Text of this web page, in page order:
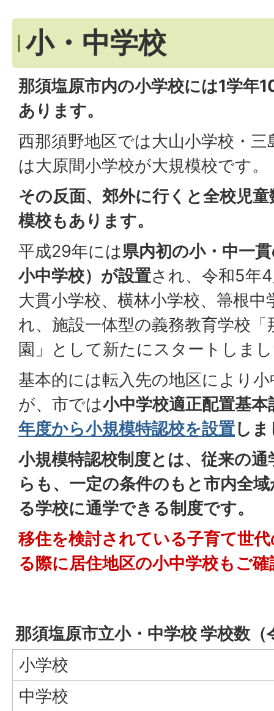
小・中学校
那須塩原市内の小学校には1学年
あります。
西那須野地区では大山小学校・
は大原間小学校が大規模校です。
その反面、郊外に行くと全校児
模校もあります。
平成29年には県内初の小・中一
小中学校）が設置され、令和5年
大貫小学校、横林小学校、箒根
れ、施設一体型の義務教育学校
園」として新たにスタートしま
基本的には転入先の地区により
が、市では小中学校適正配置基
年度から小規模特認校を設置し
小規模特認校制度とは、従来の
らも、一定の条件のもと市内全
る学校に通学できる制度です。
移住を検討されている子育て世
る際に居住地区の小中学校もご
那須塩原市立小・中学校 学校数
小学校
中学校